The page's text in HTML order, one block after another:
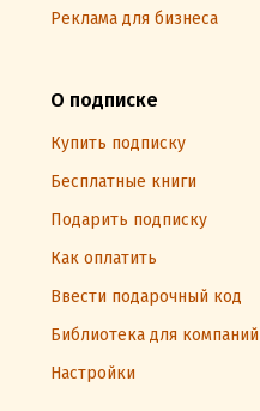
Реклама для бизнеса
О подписке
Купить подписку
Бесплатные книги
Подарить подписку
Как оплатить
Ввести подарочный код
Библиотека для компаний
Настройки